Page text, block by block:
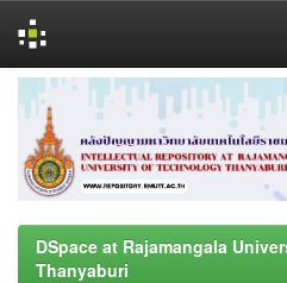
navigation
DSpace at Rajamangala
Thanyaburi